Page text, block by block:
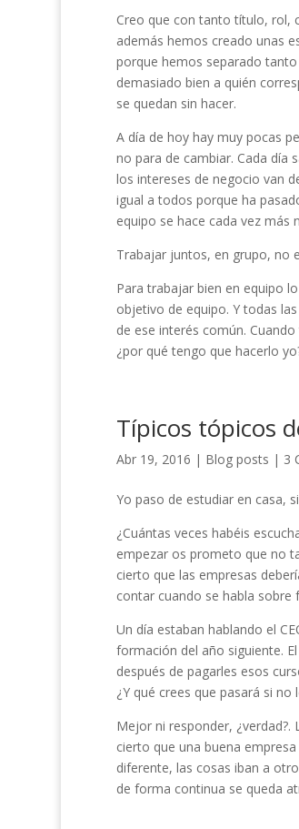
Creo que con tanto título, rol,
además hemos creado unas
porque hemos separado
demasiado bien a quién
se quedan sin hacer.
A día de hoy hay muy pocas
no para de cambiar. Cada día
los intereses de negocio van
igual a todos porque ha
equipo se hace cada vez
Trabajar juntos, en grupo, no
Para trabajar bien en equipo
objetivo de equipo. Y todas
de ese interés común.
¿por qué tengo que hacerlo
Típicos tópicos
Abr 19, 2016 | Blog posts | 3
Yo paso de estudiar en casa,
¿Cuántas veces habéis
empezar os prometo que no
cierto que las empresas
contar cuando se habla
Un día estaban hablando el
formación del año siguiente.
después de pagarles esos
¿Y qué crees que pasará si
Mejor ni responder,
cierto que una buena
diferente, las cosas iban a
de forma continua se queda